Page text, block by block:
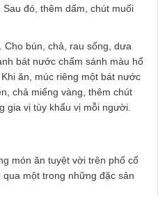
đó, thêm dấm, chút muối
bún, chả, rau sống, dưa
bát nước chấm sánh màu hổ
ăn, múc riêng một bát nước
chả miếng vàng, thêm chút
gia vị tùy khẩu vị mỗi người.
món ăn tuyệt vời trên phố cổ
một trong những đặc sản